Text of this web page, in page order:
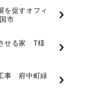
を促すオフィ
市
せる家 T様
事 府中町緑